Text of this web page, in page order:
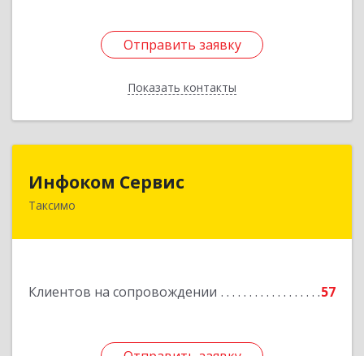
Отправить заявку
Показать контакты
Отправить заявку
Назад
Инфоком Сервис
Таксимо
Клиентов на сопровождении 57
671560, Республика Бурятия, Муйский р-н, пгт.